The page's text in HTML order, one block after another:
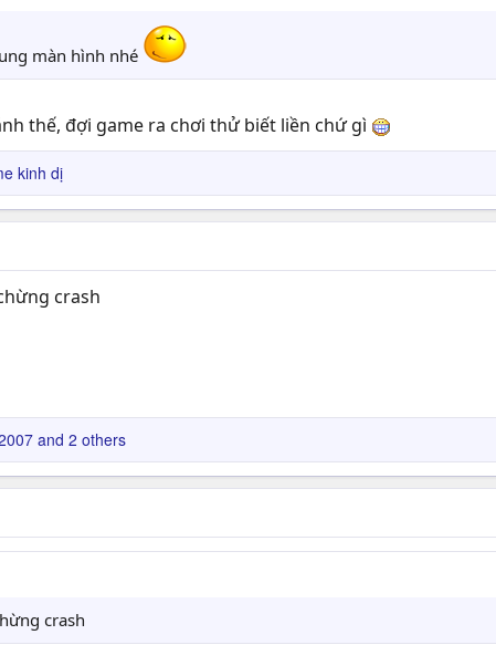
màn hình nhé
thế, đợi game ra chơi thử biết liền chứ gì
kinh dị
crash
and 2 others
crash